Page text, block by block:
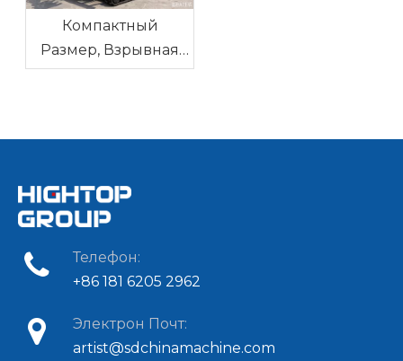
Компактный
Размер, Взрывная
Мощность – Hightop
Телефон:
+86 181 6205 2962
Электрон Почт:
artist@sdchinamachine.com